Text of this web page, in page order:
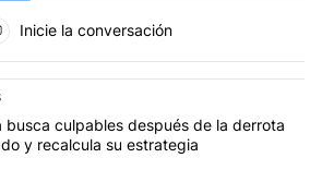
Inicie la conversación
artículos con más comentarios en los
con el título "La Rosada busca
busca culpables después de la derrota
y recalcula su estrategia